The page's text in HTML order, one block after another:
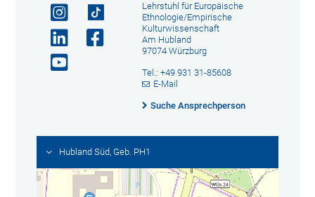
Lehrstuhl für Europäische
Ethnologie/Empirische
Kulturwissenschaft
Am Hubland
97074 Würzburg
Tel.: +49 931 31-85608
E-Mail
Suche Ansprechperson
Hubland Süd, Geb. PH1